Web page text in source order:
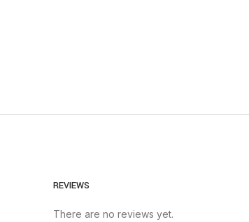
REVIEWS
There are no reviews yet.